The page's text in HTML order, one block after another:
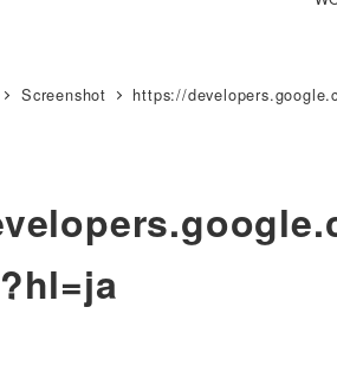
Screenshot https://